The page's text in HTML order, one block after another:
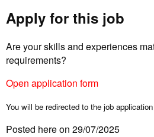
Apply for this job
Are your skills and experiences
requirements?
Open application form
You will be redirected to the job
Posted here on 29/07/2025